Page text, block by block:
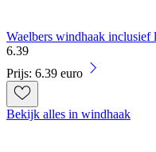
Waelbers windhaak inclusief
6.39
Prijs: 6.39 euro
Bekijk alles in windhaak